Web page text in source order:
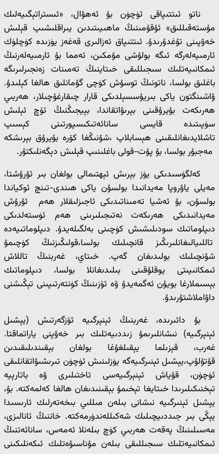
ناتو ئىتتىپاقى ئۈچۈن بۇ ئەھۋال، «ئىستراتېگىيەلىك
مۇستەقىللىق» ئۇقۇمىنىڭ ماھىيىتىدىن يىراقلىشىپ قېلىش
خەۋپىنى تۇغدۇرىدۇ. ئىتتىپاق ئەزالىرى قەغەز يۈزىدە كۈچلۈك
ئارمىيەلەرگە ئىگە بولۇشى مۇمكىن، ئەمما بۇ ئارمىيەلەرنىڭ
ئىمكانىيەتلىك سىجىللىقى خىتاينىڭ تەمىنات زەنجىرلىرىگە
باغلىق بولسا، ناتونىڭ توسۇش كۈچى گۇمانلىق ھالغا كېلىدۇ.
ۋاشىنگتون ياكى بىريۇسسېلدىكى قارار چىقارغۇچىلار، ھەربىي
ھەرىكەت بۇيرۇقىنى بېرىۋاتقاندا، بېيجىڭنىڭ ئۆچ ئېلىش
سۈپىتىدە قايسى سانائەتىكىسپورتىنى كېسىپ
تاشلايدىغانلىقىنى ھېسابلاپ ،شۇنىڭغا كۆرە بۇيرۇق بېرىشكە
مەجبۇر بولسا، بۇ پۇت-قولى باغلىنىپ قېلىش دېگەنلىكتۇر.
كەلگۈسىدىكى يۈز بېرىش ئېھتىمالى بولغان بىر ئۇرۇشتا،
مەيلى ياۋروپا مەيدانىدا بولسۇن ياكى ھىندى-تىنچ ئوكياندا
بولسۇن، بۇ ئەشيا تەمىناتىدىكى ئاجىزلىقلار ھەم ئۇرۇش
مەيدانىدىكى ھەرىكەت نەتىجىلىرىنى ھەم ئۈستەلدىكى
دىپلوماتىك سودىلىشىش كۈچىنى بەلگىلەيدۇ. دىپلوماتىيەدە
تاللىيالىغانلىرىڭىز قانچىلىك بولسا،قولىڭىزنىڭ كۈچىمۇ
شۇنچىلىك بولىدىغان گەپ. خىتاي، غەربنىڭ تاللاش
ئىمكانىيىتى يوقلۇقىنى بىلىدىغانلا بولسا، دىپلوماتىك
بېسىملارغا بويۇن ئەگمەيدۇ ۋە ئۆزىنىڭ كۈنتەرتىپىنى تېڭىشنى
داۋاملاشتۇرىدۇ.
بۇ دائىرىدە، غەربنىڭ ئېنېرگىيە ئۆزگەرتىش (يېشىل
ئېنېرگىيە) نىشانلىرىمۇ زىددىيەتلىك بىر خەۋپنى ياراتماقتا.
غەرب، قېزىلما يېقىلغۇغا بولغان بېقىندىلىقىدىن
قۇتۇلۇپ،يېشىل ئېنىرگىيەگە يۈزلىنىش ئۈچۈن تىرىشىۋاتقانلىقى
ئۈچۈن، قۇياش ئېنېرگىيەسى تاختىلىرى ۋە باتارېيە
تېخنىكىلىرىدا خىتايغا تېخىمۇ بېقىنىدىغان ھالغا كەلمەكتە. بۇ،
يېشىل ئېنىرگىيە نىشانى بىلەن مىللىي بىخەتەرلىك ئارىسىدا
يېڭى بىر جىددىيچىلىك شەكىللەندۈرمەكتە. خاننىڭ ئانالىزى،
مەسىلىنىڭ پەقەت ھەربىي كۈچ بىلەنلا ئەمەس، سانائەتنىڭ
ئىمكانىيەتلىك سىجىللىقى بىلەن مۇناسىۋەتلىك ئىكەنلىكىنى